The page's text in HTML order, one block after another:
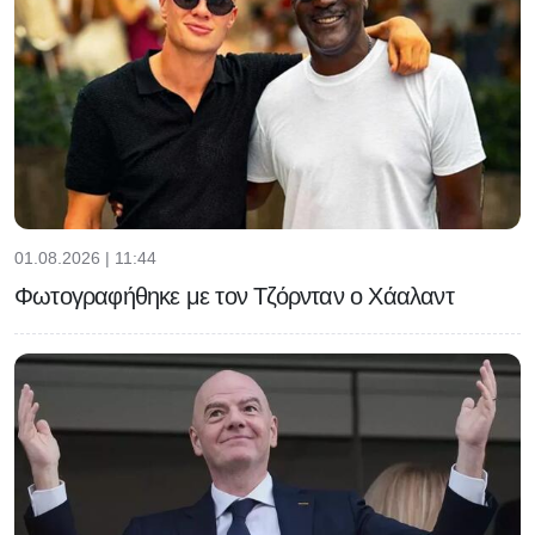
01.08.2026 | 11:44
Φωτογραφήθηκε με τον Τζόρνταν ο Χάαλαντ